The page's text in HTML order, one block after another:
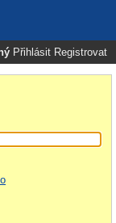
Přihlásit Registrovat